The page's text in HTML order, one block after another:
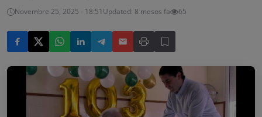
Novembre 25, 2025 - 18:51 Updated: 8 mesos fa 65